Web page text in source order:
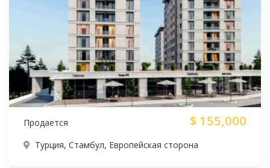
Продается $ 155,000
Турция, Стамбул, Европейская сторона